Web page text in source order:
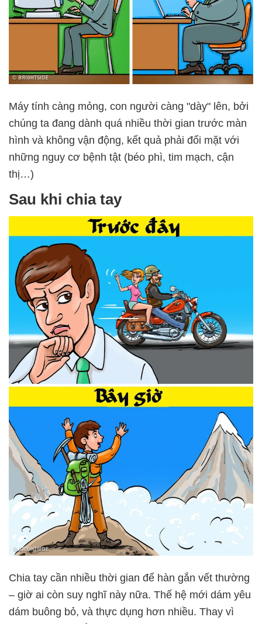
Máy tính càng mỏng, con người càng "dày" lên, bởi
chúng ta đang dành quá nhiều thời gian trước màn
hình và không vận động, kết quả phải đối mặt với
những nguy cơ bệnh tật (béo phì, tim mạch, cận
thị…)
Sau khi chia tay
Chia tay cần nhiều thời gian để hàn gắn vết thường
– giờ ai còn suy nghĩ này nữa. Thế hệ mới dám yêu
dám buông bỏ, và thực dụng hơn nhiều. Thay vì